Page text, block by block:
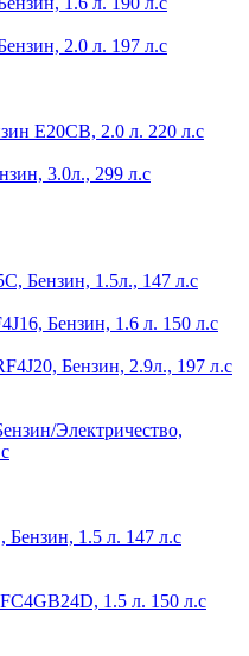
2.0 л. 197 л.с
E20CB, 2.0 л. 220 л.с
3.0л., 299 л.с
Бензин, 1.5л., 147 л.с
Бензин, 1.6 л. 150 л.с
Бензин, 2.9л., 197 л.с
Электричество,
Бензин, 1.5 л. 147 л.с
1.5 л. 150 л.с